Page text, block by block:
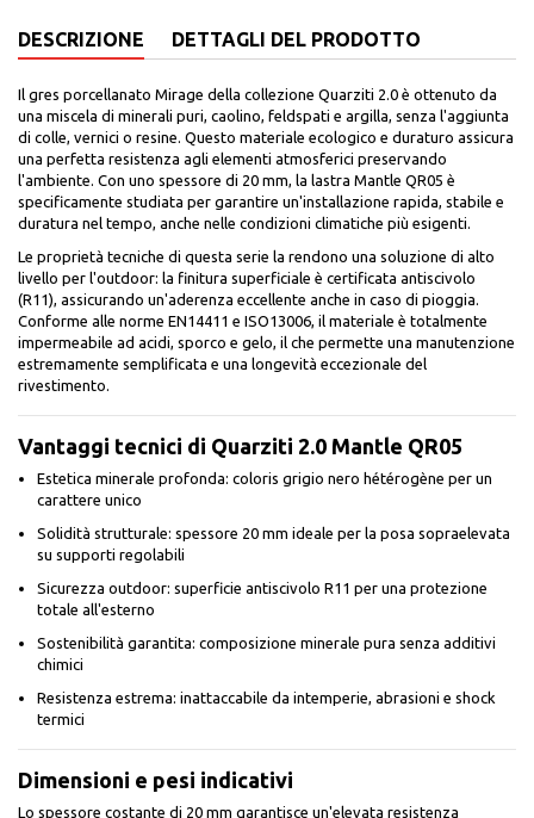
DESCRIZIONE DETTAGLI DEL PRODOTTO
Il gres porcellanato Mirage della collezione Quarziti 2.0 è ottenuto da
una miscela di minerali puri, caolino, feldspati e argilla, senza l'aggiunta
di colle, vernici o resine. Questo materiale ecologico e duraturo assicura
una perfetta resistenza agli elementi atmosferici preservando
l'ambiente. Con uno spessore di 20 mm, la lastra Mantle QR05 è
specificamente studiata per garantire un'installazione rapida, stabile e
duratura nel tempo, anche nelle condizioni climatiche più esigenti.
Le proprietà tecniche di questa serie la rendono una soluzione di alto
livello per l'outdoor: la finitura superficiale è certificata antiscivolo
(R11), assicurando un'aderenza eccellente anche in caso di pioggia.
Conforme alle norme EN14411 e ISO13006, il materiale è totalmente
impermeabile ad acidi, sporco e gelo, il che permette una manutenzione
estremamente semplificata e una longevità eccezionale del
rivestimento.
Vantaggi tecnici di Quarziti 2.0 Mantle QR05
Estetica minerale profonda: coloris grigio nero hétérogène per un
carattere unico
Solidità strutturale: spessore 20 mm ideale per la posa sopraelevata
su supporti regolabili
Sicurezza outdoor: superficie antiscivolo R11 per una protezione
totale all'esterno
Sostenibilità garantita: composizione minerale pura senza additivi
chimici
Resistenza estrema: inattaccabile da intemperie, abrasioni e shock
termici
Dimensioni e pesi indicativi
Lo spessore costante di 20 mm garantisce un'elevata resistenza